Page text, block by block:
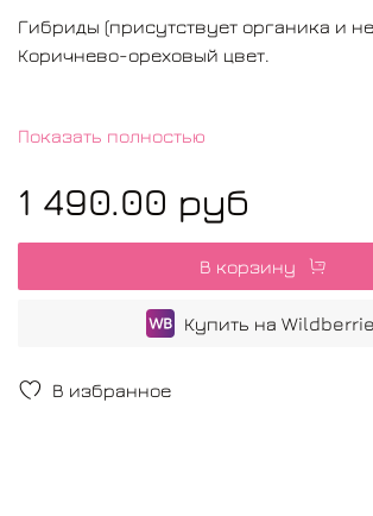
В избранное
Гибриды (присутствует органика и
Коричнево-ореховый цвет.
Основа: тёплая.
Остаток: от 40% до 80%.
Консистенция: средняя.
Сочетание: самостоятельный пигмент.
Допустим в сочетании с холодными
Показать полностью
1 490.00 руб
В корзину
Купить на